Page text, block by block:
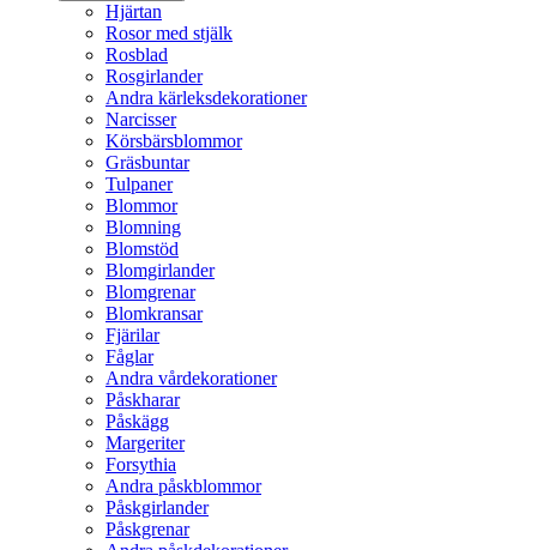
Hjärtan
Rosor med stjälk
Rosblad
Rosgirlander
Andra kärleksdekorationer
Narcisser
Körsbärsblommor
Gräsbuntar
Tulpaner
Blommor
Blomning
Blomstöd
Blomgirlander
Blomgrenar
Blomkransar
Fjärilar
Fåglar
Andra vårdekorationer
Påskharar
Påskägg
Margeriter
Forsythia
Andra påskblommor
Påskgirlander
Påskgrenar